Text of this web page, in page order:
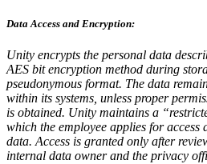
Data Access and Encryption:
Unity encrypts the personal data
AES bit encryption method during
pseudonymous format. The data
within its systems, unless proper
is obtained. Unity maintains a
which the employee applies for access
data. Access is granted only after
internal data owner and the privacy